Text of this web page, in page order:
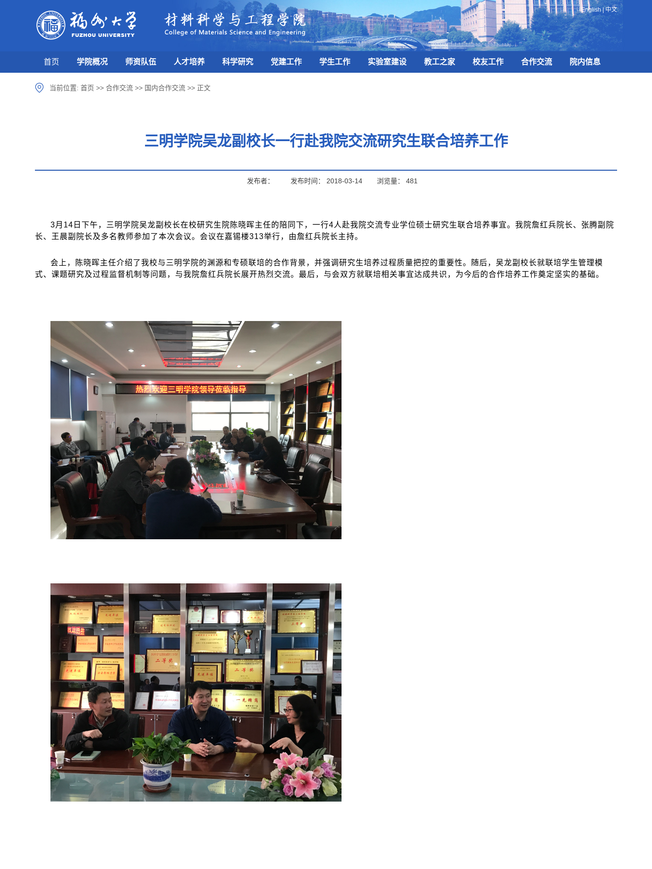
English|中文
首页 学院概况 师资队伍 人才培养 科学研究 党建工作 学生工作 实验室建设 教工之家 校友工作 合作交流 院内信息
当前位置: 首页 >> 合作交流 >> 国内合作交流 >> 正文
三明学院吴龙副校长一行赴我院交流研究生联合培养工作
发布者： 发布时间： 2018-03-14 浏览量： 481
3月14日下午，三明学院吴龙副校长在校研究生院陈晓晖主任的陪同下，一行4人赴我院交流专业学位硕士研究生联合培养事宜。我院詹红兵院长、张腾副院
长、王晨副院长及多名教师参加了本次会议。会议在嘉锡楼313举行，由詹红兵院长主持。
会上，陈晓晖主任介绍了我校与三明学院的渊源和专硕联培的合作背景，并强调研究生培养过程质量把控的重要性。随后，吴龙副校长就联培学生管理模
式、课题研究及过程监督机制等问题，与我院詹红兵院长展开热烈交流。最后，与会双方就联培相关事宜达成共识，为今后的合作培养工作奠定坚实的基础。